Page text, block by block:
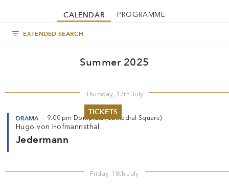
TICKETS
Whitsun 2026
CALENDAR PROGRAMME
EXTENDED SEARCH
Summer 2025
Thursday, 17th July
DRAMA — 9:00 pm Domplatz (Cathedral Square)
Hugo von Hofmannsthal
Jedermann
Friday, 18th July